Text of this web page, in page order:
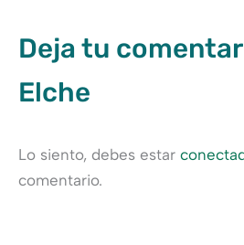
Deja tu
Elche
Lo siento, debes estar
comentario.